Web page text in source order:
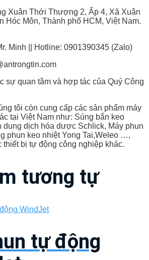
Xuân Thới Thượng 2, Ấp 4, Xã Xuân
Hóc Môn, Thành phố HCM, Việt Nam.
Minh || Hotline: 0901390345 (Zalo)
sự quan tâm và hợp tác của Quý Công
tôi còn cung cấp các sản phẩm máy
tại Việt Nam như: Súng bắn keo
dung dịch hóa dược Schlick, Máy phun
phun keo nhiệt Yong Tai,Weleo …,
thiết bị tự động công nghiệp khác.
tương tự
tự động